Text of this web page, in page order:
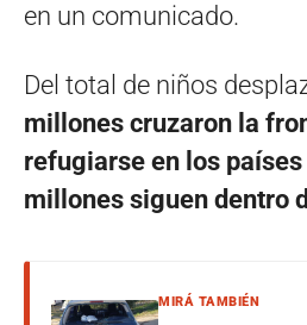
en un comunicado.
Del total de niños
millones cruzaron la
refugiarse en los
millones siguen dentro
MIRÁ TAMBIÉN